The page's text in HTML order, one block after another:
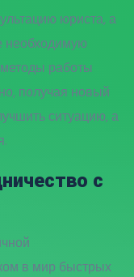
юриста, а
необходимую
работы
получая новый
ситуацию, а
с
в мир быстрых